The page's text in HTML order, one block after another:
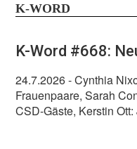
K-WORD
K-Word #668:
24.7.2026- Cynthia
Frauenpaare, Sarah
CSD-Gäste, Kerstin Ott: